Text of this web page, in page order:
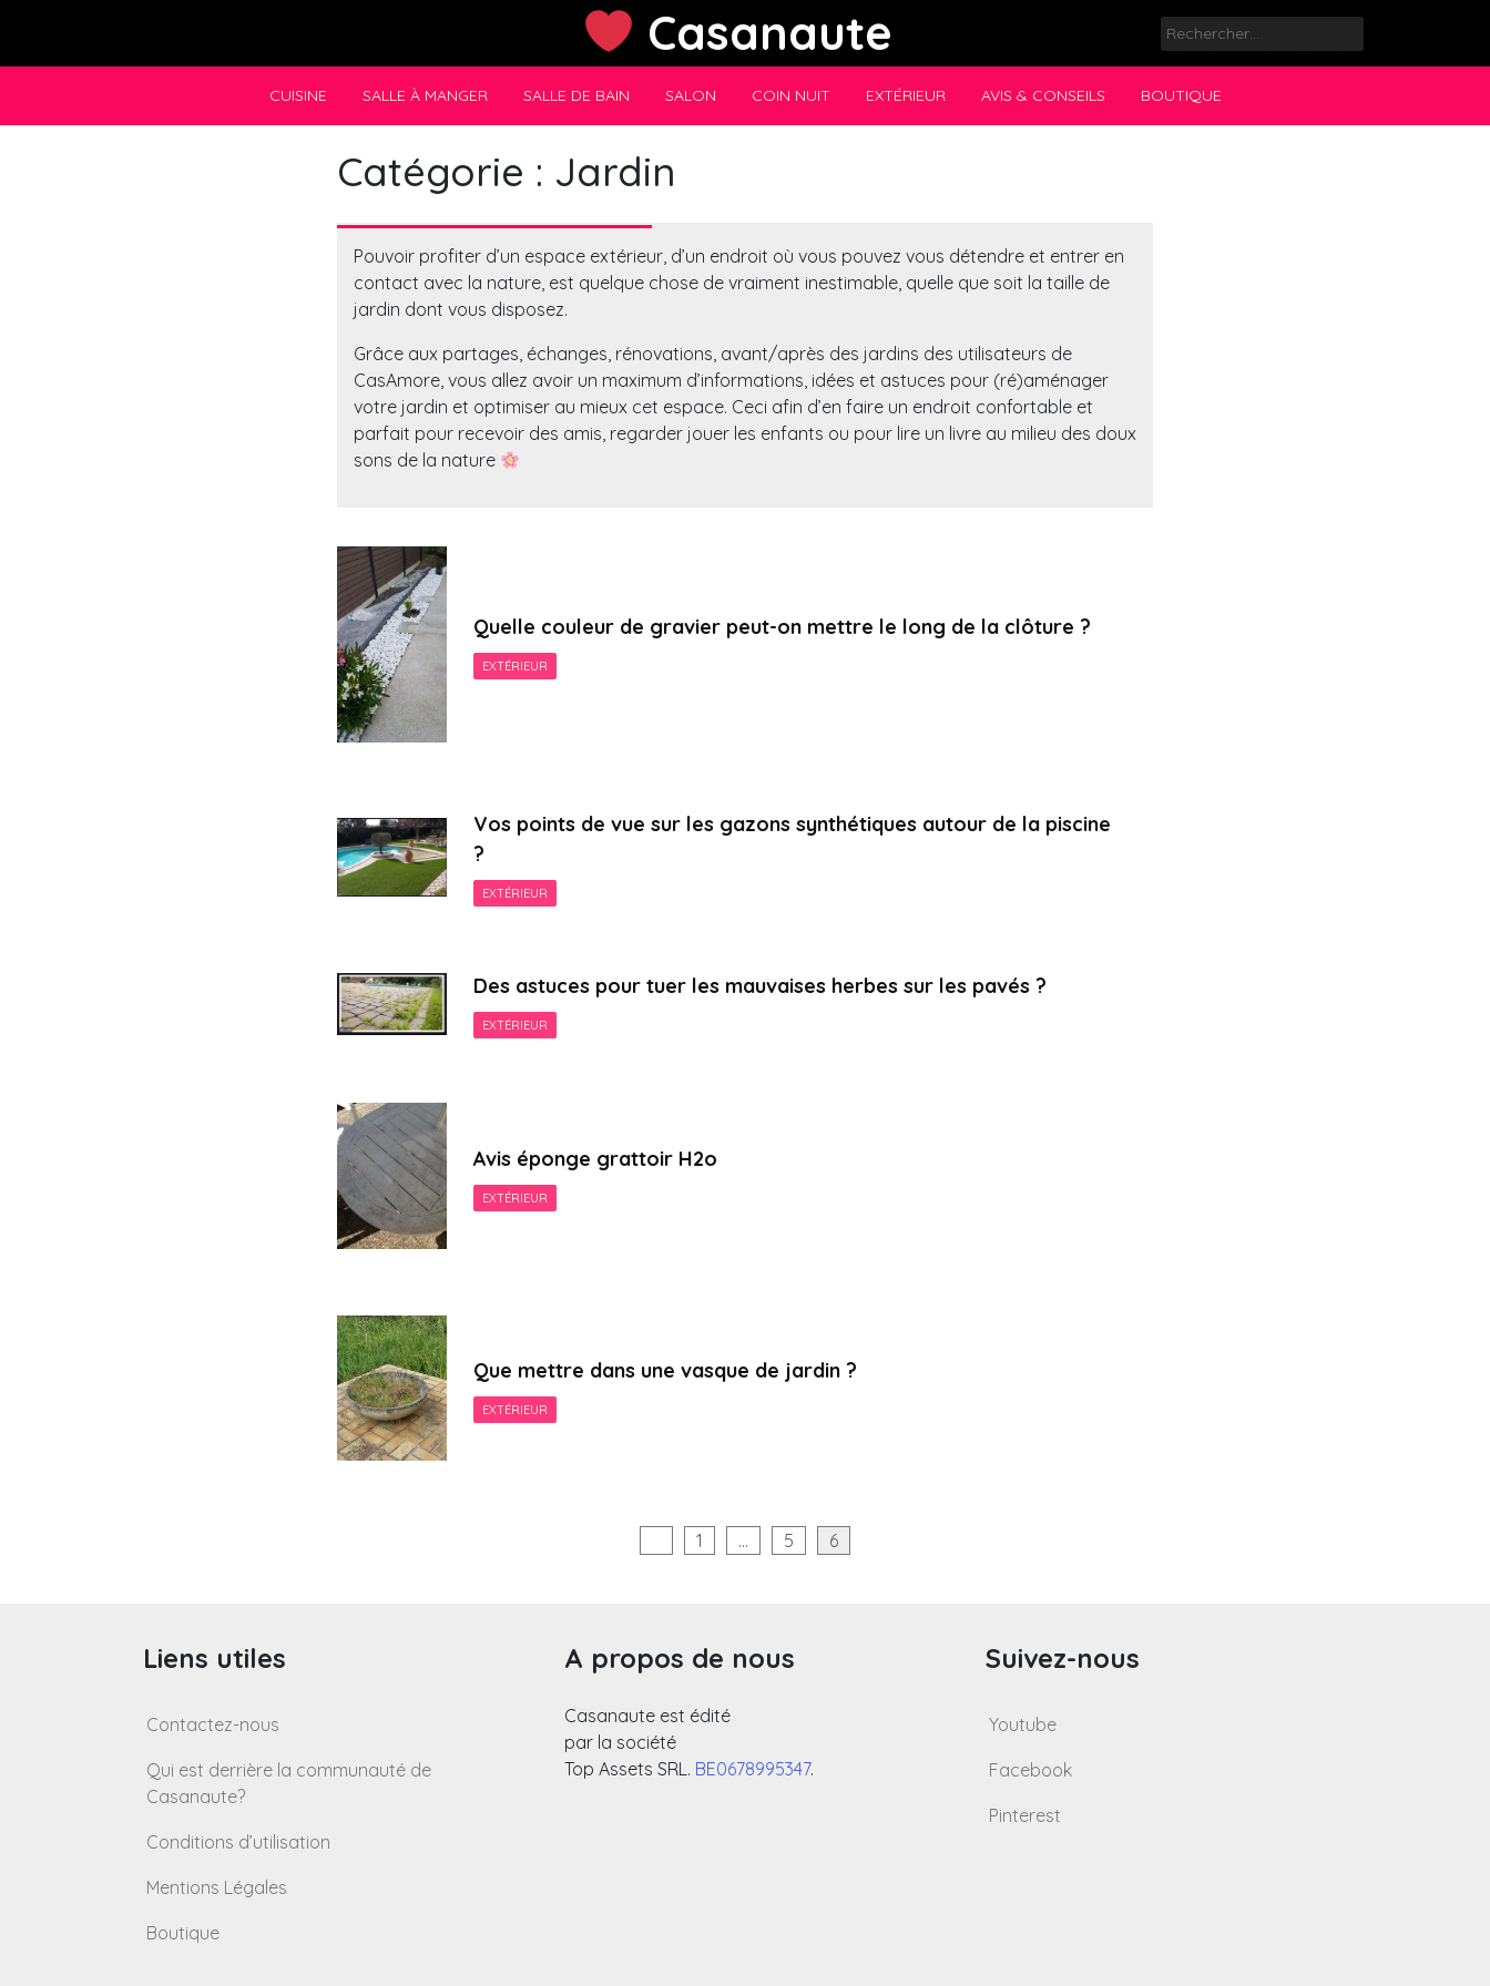
content
Casanaute Rechercher :
CUISINE SALLE À MANGER SALLE DE BAIN SALON COIN NUIT EXTÉRIEUR AVIS & CONSEILS BOUTIQUE
Catégorie : Jardin
Pouvoir profiter d’un espace extérieur, d’un endroit où vous pouvez vous détendre et entrer en
contact avec la nature, est quelque chose de vraiment inestimable, quelle que soit la taille de
jardin dont vous disposez.
Grâce aux partages, échanges, rénovations, avant/après des jardins des utilisateurs de
CasAmore, vous allez avoir un maximum d’informations, idées et astuces pour (ré)aménager
votre jardin et optimiser au mieux cet espace. Ceci afin d’en faire un endroit confortable et
parfait pour recevoir des amis, regarder jouer les enfants ou pour lire un livre au milieu des doux
sons de la nature
Quelle couleur de gravier peut-on mettre le long de la clôture ?
EXTÉRIEUR
Vos points de vue sur les gazons synthétiques autour de la piscine
?
EXTÉRIEUR
Des astuces pour tuer les mauvaises herbes sur les pavés ?
EXTÉRIEUR
Avis éponge grattoir H2o
EXTÉRIEUR
Que mettre dans une vasque de jardin ?
EXTÉRIEUR
1 … 5 6
Liens utiles
Contactez-nous
Qui est derrière la communauté de
Casanaute?
Conditions d’utilisation
Mentions Légales
Boutique
A propos de nous
Casanaute est édité
par la société
Top Assets SRL. BE0678995347.
Suivez-nous
Youtube
Facebook
Pinterest